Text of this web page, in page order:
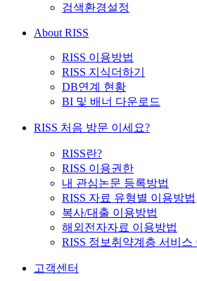
검색환경설정
About RISS
RISS 이용방법
RISS 지식더하기
DB연계 현황
BI 및 배너 다운로드
RISS 처음 방문 이세요?
RISS란?
RISS 이용권한
내 관심논문 등록방법
RISS 자료 유형별 이용방법
복사/대출 이용방법
해외전자자료 이용방법
RISS 정보취약계층 서비스
고객센터